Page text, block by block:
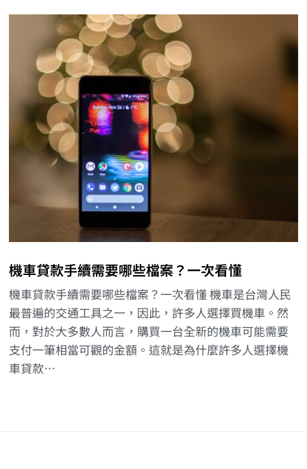
機車貸款手續需要哪些檔案？一次看懂
機車貸款手續需要哪些檔案？一次看懂 機車是台灣人民
最普遍的交通工具之一，因此，許多人選擇買機車。然
而，對於大多數人而言，購買一台全新的機車可能需要
支付一筆相當可觀的金額。這就是為什麼許多人選擇機
車貸款…